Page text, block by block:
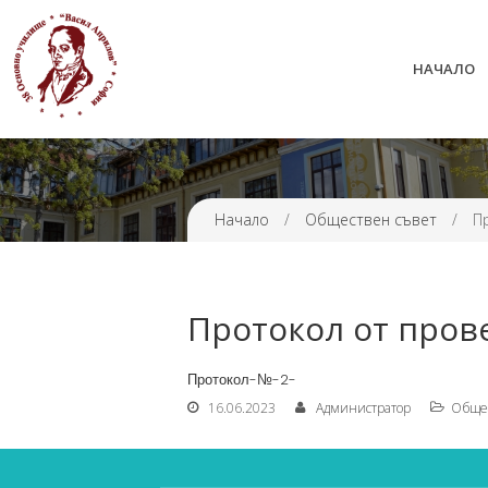
НАЧАЛО
Начало / Обществен съвет /
Протокол от
Протокол-№-2-
16.06.2023
Администратор